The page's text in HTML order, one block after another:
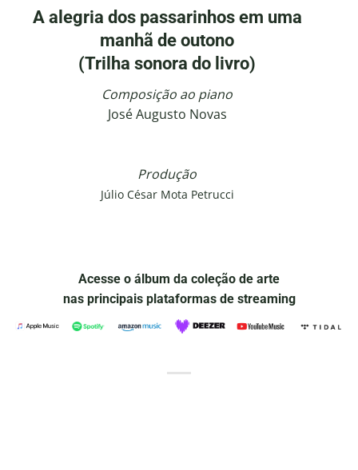
A alegria dos passarinhos em uma
manhã de outono
(Trilha sonora do livro)
Composição ao piano
José Augusto Novas
Produção
Júlio César Mota Petrucci
Acesse o álbum da coleção de arte
nas principais plataformas de streaming